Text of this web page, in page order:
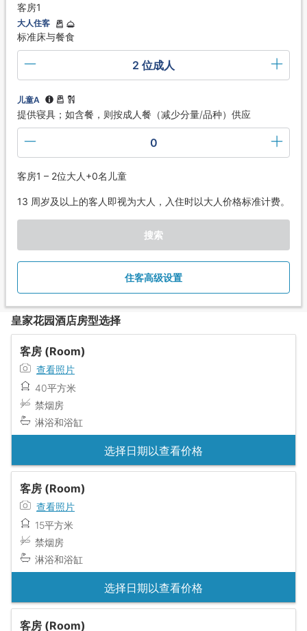
客房1
大人住客
标准床与餐食
2 位成人
儿童A
提供寝具；如含餐，则按成人餐（减少分量/品种）供应
0
客房1 – 2位大人+0名儿童
13 周岁及以上的客人即视为大人，入住时以大人价格标准计费。
搜索
住客高级设置
皇家花园酒店房型选择
客房 (Room)
查看照片
40平方米
禁烟房
淋浴和浴缸
选择日期以查看价格
客房 (Room)
查看照片
15平方米
禁烟房
淋浴和浴缸
选择日期以查看价格
客房 (Room)